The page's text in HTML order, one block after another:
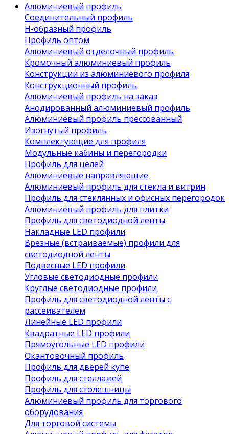
Алюминиевый профиль
Соединительный профиль
Н-образный профиль
Профиль оптом
Алюминиевый отделочный профиль
Кромочный алюминиевый профиль
Конструкции из алюминиевого профиля
Конструкционный профиль
Алюминиевый профиль на заказ
Анодированный алюминиевый профиль
Алюминиевый профиль прессованный
Изогнутый профиль
Комплектующие для профиля
Модульные кабины и перегородки
Профиль для целей
Алюминиевые направляющие
Алюминиевый профиль для стекла и витрин
Профиль для стеклянных и офисных перегородок
Алюминиевый профиль для плитки
Профиль для светодиодной ленты
Накладные LED профили
Врезные (встраиваемые) профили для
светодиодной ленты
Подвесные LED профили
Угловые светодиодные профили
Круглые светодиодные профили
Профиль для светодиодной ленты с
рассеивателем
Линейные LED профили
Квадратные LED профили
Прямоугольные LED профили
Окантовочный профиль
Профиль для дверей купе
Профиль для стеллажей
Профиль для столешницы
Алюминиевый профиль для торгового
оборудования
Для торговой системы